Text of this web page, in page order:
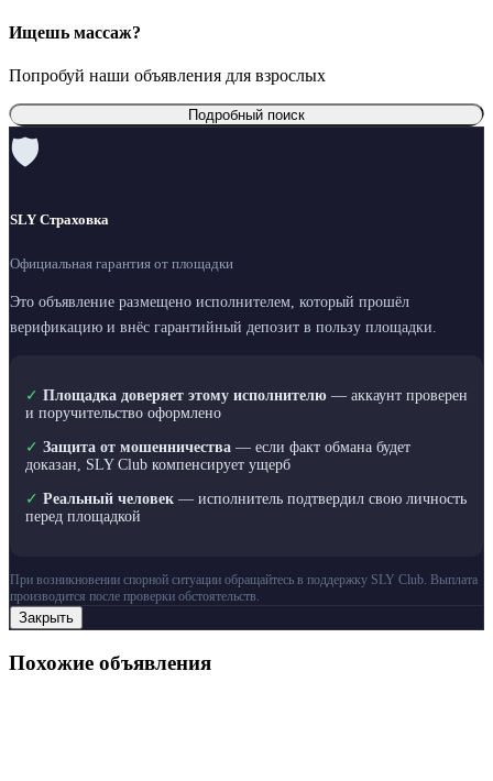
Ищешь массаж?
Попробуй наши объявления для взрослых
Подробный поиск
🛡
SLY Страховка
Официальная гарантия от площадки
Это объявление размещено исполнителем, который прошёл
верификацию и внёс гарантийный депозит в пользу площадки.
✓ Площадка доверяет этому исполнителю — аккаунт проверен
и поручительство оформлено
✓ Защита от мошенничества — если факт обмана будет
доказан, SLY Club компенсирует ущерб
✓ Реальный человек — исполнитель подтвердил свою личность
перед площадкой
При возникновении спорной ситуации обращайтесь в поддержку SLY Club. Выплата
производится после проверки обстоятельств.
Закрыть
Похожие объявления